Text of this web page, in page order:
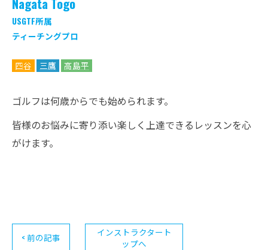
Nagata Togo
USGTF所属
ティーチングプロ
四谷 三鷹 高島平
ゴルフは何歳からでも始められます。
皆様のお悩みに寄り添い楽しく上達できるレッスンを心
がけます。
< 前の記事
インストラクタート
ップへ